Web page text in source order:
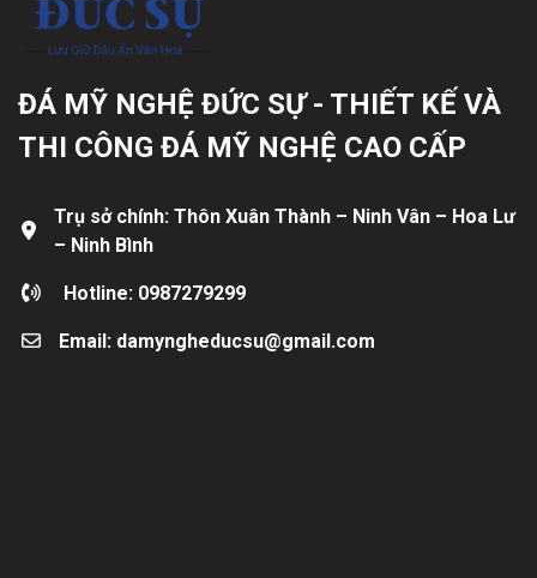
ĐÁ MỸ NGHỆ ĐỨC SỰ - THIẾT KẾ VÀ
THI CÔNG ĐÁ MỸ NGHỆ CAO CẤP
Trụ sở chính: Thôn Xuân Thành – Ninh Vân – Hoa Lư
– Ninh Bình
Hotline: 0987279299
Email: damyngheducsu@gmail.com